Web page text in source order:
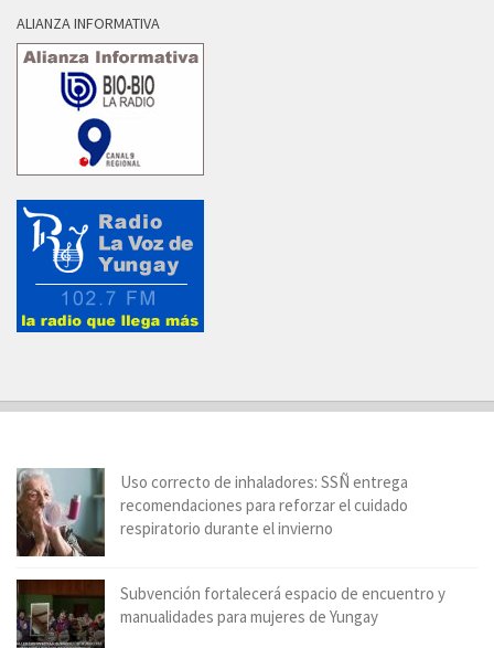
ALIANZA INFORMATIVA
Uso correcto de inhaladores: SSÑ entrega
recomendaciones para reforzar el cuidado
respiratorio durante el invierno
Subvención fortalecerá espacio de encuentro y
manualidades para mujeres de Yungay